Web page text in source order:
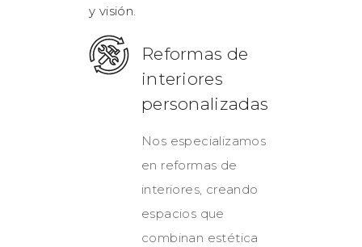
y visión.
Reformas de
interiores
personalizadas
Nos especializamos
en reformas de
interiores, creando
espacios que
combinan estética